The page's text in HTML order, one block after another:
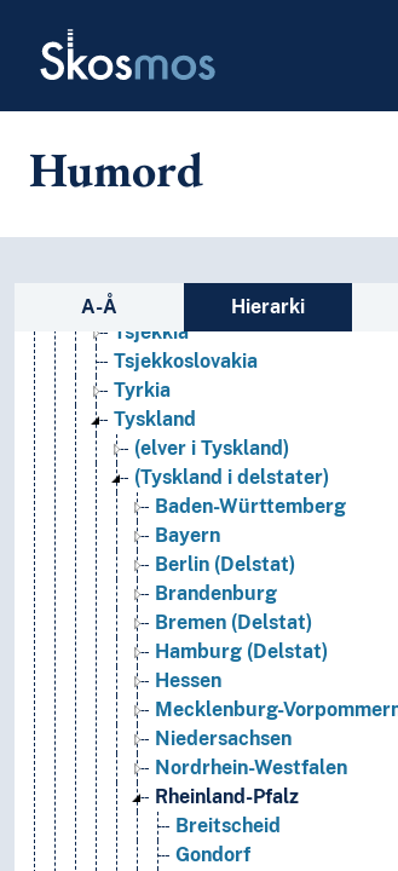
Skosmos
Humord
Sidefelt: navigér i
A-Å Hierarki
Romania
Slovakia
Slovenia
Sverige
Tsjekkia
Tsjekkoslovakia
Tyrkia
Tyskland
(elver i Tyskland)
(Tyskland i delstater)
Baden-Württemberg
Bayern
Berlin (Delstat)
Brandenburg
Bremen (Delstat)
Hamburg (Delstat)
Hessen
Mecklenburg-
Niedersachsen
Nordrhein-Westfalen
Rheinland-Pfalz
Breitscheid
Gondorf